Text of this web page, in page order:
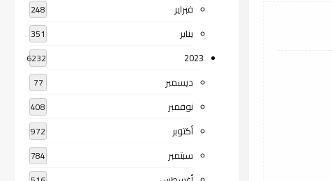
فبراير 248
يناير 351
2023
6232
ديسمبر 77
نوفمبر 408
أكتوبر 972
سبتمبر 784